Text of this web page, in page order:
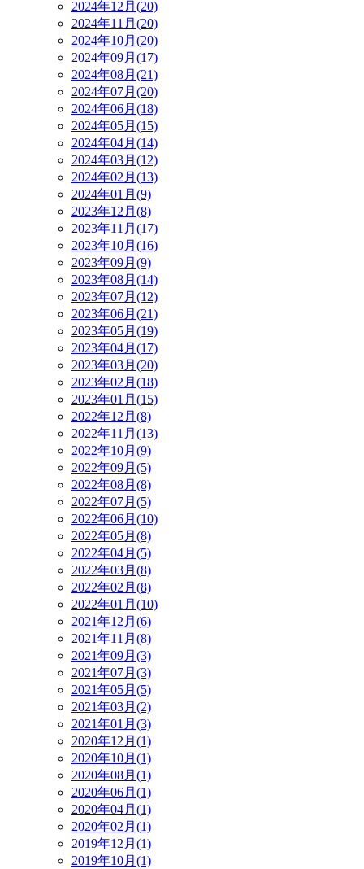
2024年12月(20)
2024年11月(20)
2024年10月(20)
2024年09月(17)
2024年08月(21)
2024年07月(20)
2024年06月(18)
2024年05月(15)
2024年04月(14)
2024年03月(12)
2024年02月(13)
2024年01月(9)
2023年12月(8)
2023年11月(17)
2023年10月(16)
2023年09月(9)
2023年08月(14)
2023年07月(12)
2023年06月(21)
2023年05月(19)
2023年04月(17)
2023年03月(20)
2023年02月(18)
2023年01月(15)
2022年12月(8)
2022年11月(13)
2022年10月(9)
2022年09月(5)
2022年08月(8)
2022年07月(5)
2022年06月(10)
2022年05月(8)
2022年04月(5)
2022年03月(8)
2022年02月(8)
2022年01月(10)
2021年12月(6)
2021年11月(8)
2021年09月(3)
2021年07月(3)
2021年05月(5)
2021年03月(2)
2021年01月(3)
2020年12月(1)
2020年10月(1)
2020年08月(1)
2020年06月(1)
2020年04月(1)
2020年02月(1)
2019年12月(1)
2019年10月(1)